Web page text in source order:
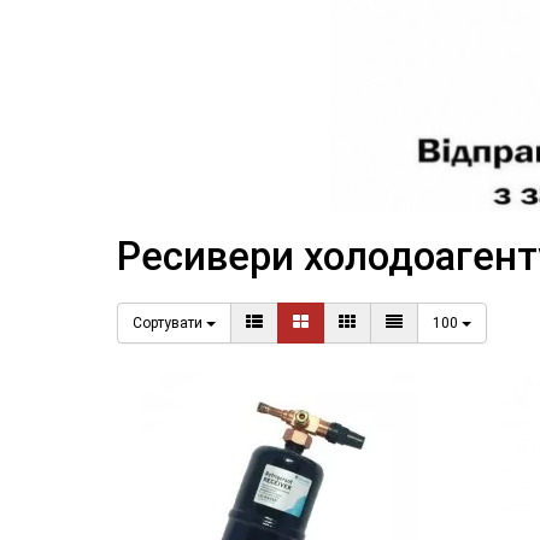
Ресивери
Сортувати 100